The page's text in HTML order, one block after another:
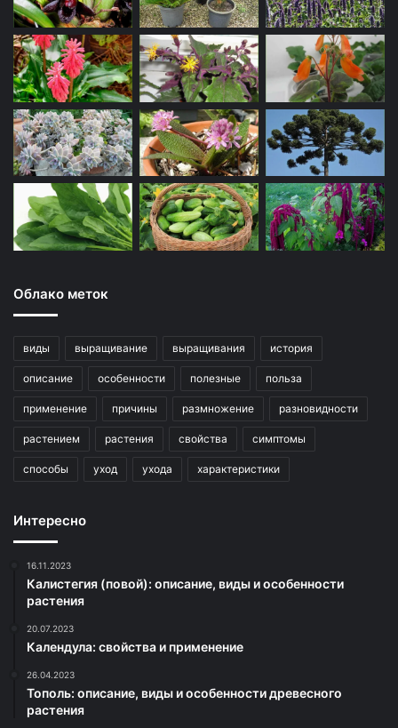
Облако меток
виды выращивание выращивания история
описание особенности полезные польза
применение причины размножение разновидности
растением растения свойства симптомы
способы уход ухода характеристики
Интересно
16.11.2023
Калистегия (повой): описание, виды и особенности
растения
20.07.2023
Календула: свойства и применение
26.04.2023
Тополь: описание, виды и особенности древесного
растения